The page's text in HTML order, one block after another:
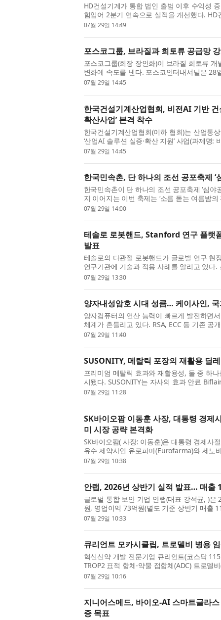
HD건설기계가 통합 법인 출범 이후 수익성
힘입어 2분기 연속으로 실적을 개선했다.
분기 매출 2조4342억원, 영업이익 2489억원
07월 29일 14:49
포스코그룹, 브라질과 희토류 공급망
포스코그룹(회장 장인화)이 브라질 희토류
변화에 속도를 낸다. 포스코인터내셔널은
뱅가르다홀에서 현지 희토류 개발기업 메테
07월 29일 14:45
한국건설기계산업협회, 비전AI 기반
확산사업’ 본격 착수
한국건설기계산업협회(이하 협회)는 산업통
‘산업AI 솔루션 실증·확산 지원’ 사업(과제
AI 솔루션 실증·확산 사업)의 주관기관으로
07월 29일 14:45
한국민속촌, 단 하나의 조선 공포축제 ‘
한국민속촌이 단 하나의 조선 공포축제 ‘심
지 이어지는 이번 축제는 ‘소름 돋는 여름밤
싹한 공포 공간으로 탈바꿈시킨다. 이번
07월 29일 14:00
테솔로 로봇핸드, Stanford 연구 플랫
발표
테솔로의 다관절 로봇핸드가 글로벌 연구 현
연구기관에 기술과 적용 사례를 알리고 있
로봇학습 연구에 DG-5F-M이 연이어 채택된
07월 29일 13:30
양자내성암호 시대 성큼… 케이사인,
양자컴퓨터의 연산 능력이 빠르게 발전하면
체계가 흔들리고 있다. RSA, ECC 등 기존 공
될 수 있다는 우려가 커지고 있고, 지금 암호
07월 29일 11:40
SUSONITY, 메탈릭 포장의 재활용 딜
프리미엄 메탈릭 효과와 재활용성, 둘 중 하
시됐다. SUSONITY는 자사의 효과 안료
시스템과 호환된다는 사실을 독립 시험기관
07월 29일 11:28
SK바이오팜 이동훈 사장, 대통령 경제
미 시장 공략 본격화
SK바이오팜( 사장: 이동훈)은 대통령 경제사
유수 제약사인 유로파마(Eurofarma)와 세노
세노바메이트 브라질 출시를 계기로 6억 명
07월 29일 10:38
안랩, 2026년 상반기 실적 발표… 매출
글로벌 통합 보안 기업 안랩(대표 강석균, )
원, 영업이익 73억원(별도 기준 상반기 매출
잠정 실적을 공시했다. 이는 전년 동기(2025
07월 29일 10:33
큐리언트 모카시클립, 트로델비 병용
혁신신약 개발 전문기업 큐리언트(코스닥
TROP2 표적 항체-약물 접합체(ADC) 트로델
병용 임상시험계획(IND)이 식품의약품안전
07월 29일 10:16
지니어스메드, 바이오-AI 스마트글라
증 목표